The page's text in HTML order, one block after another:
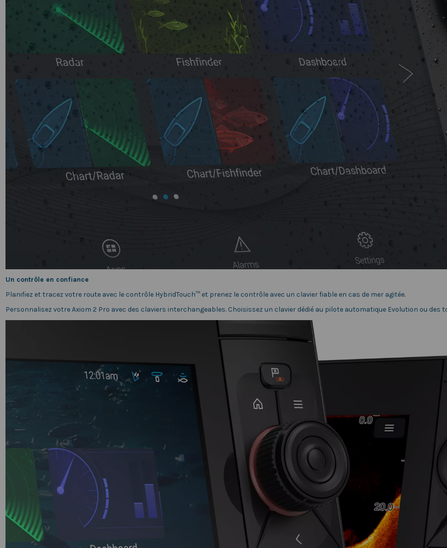
Un contrôle en confiance
Planifiez et tracez votre route avec le contrôle HybridTouch™ et prenez le contrôle avec un clavier fiable en cas de mer agitée.
Personnalisez votre Axiom 2 Pro avec des claviers interchangeables. Choisissez un clavier dédié au pilote automatique Evolution ou